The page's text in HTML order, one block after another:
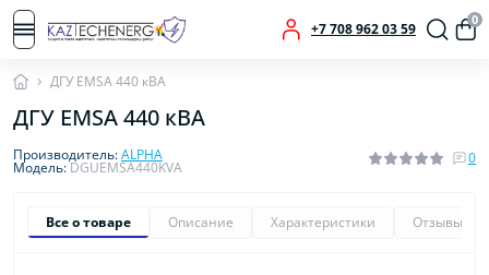
+7 708 962 03 59
0
ДГУ EMSA 440 кВА
ДГУ EMSA 440 кВА
Производитель:ALPHA
Модель:DGUEMSA440KVA
0
Все о товаре Описание Характеристики Отзывы